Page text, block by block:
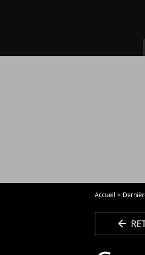
Accueil
arrow_left